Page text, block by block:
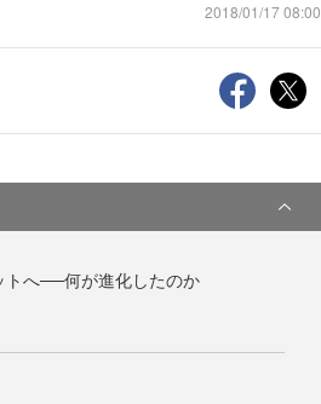
2018/01/17 08:00
トへ──何が進化したのか